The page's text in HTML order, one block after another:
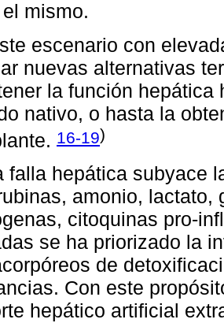
mismo.
escenario con
nuevas alternativas
la función
nativo, o hasta la
16-19)
falla hepática subyace
amonio, lactato,
citoquinas pro-
se ha priorizado la
de
Con este
hepático artificial